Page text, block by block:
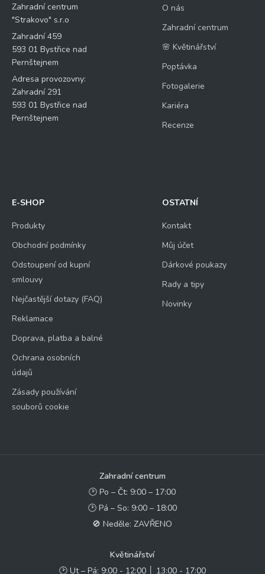
Zahradní centrum
"Strakovo" s.r.o
Zahradní 459
593 01 Bystřice nad
Pernštejnem
Adresa provozovny:
Zahradní 291
593 01 Bystřice nad
Pernštejnem
O nás
Zahradní centrum
🌸 Květinářství
Poptávka
Fotogalerie
Kariéra
Recenze
E-SHOP
Produkty
Obchodní podmínky
Odstoupení od kupní
smlouvy
Nejčastější dotazy (FAQ)
Reklamace
Doprava, platba a balné
Ochrana osobních
údajů
Zásady používání
souborů cookie
OSTATNÍ
Kontakt
Můj účet
Dárkové poukazy
Rady a tipy
Novinky
Zahradní centrum
🕑 Po – Čt: 9:00 – 17:00
🕑 Pá – So: 9:00 – 18:00
🚫 Neděle: ZAVŘENO
Květinářství
🕑 Ut – Pá: 9:00 - 12:00 │ 13:00 - 17:00